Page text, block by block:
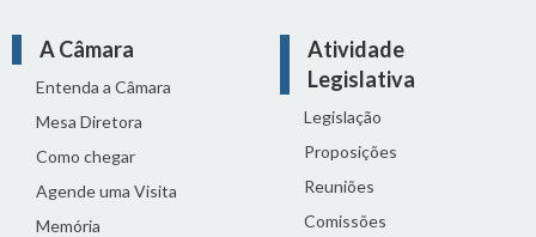
A Câmara
Entenda a Câmara
Mesa Diretora
Como chegar
Agende uma Visita
Memória
Atividade
Legislativa
Legislação
Proposições
Reuniões
Comissões